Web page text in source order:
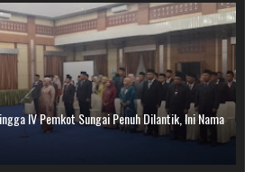
IV Pemkot Sungai Penuh Dilantik, Ini Nama